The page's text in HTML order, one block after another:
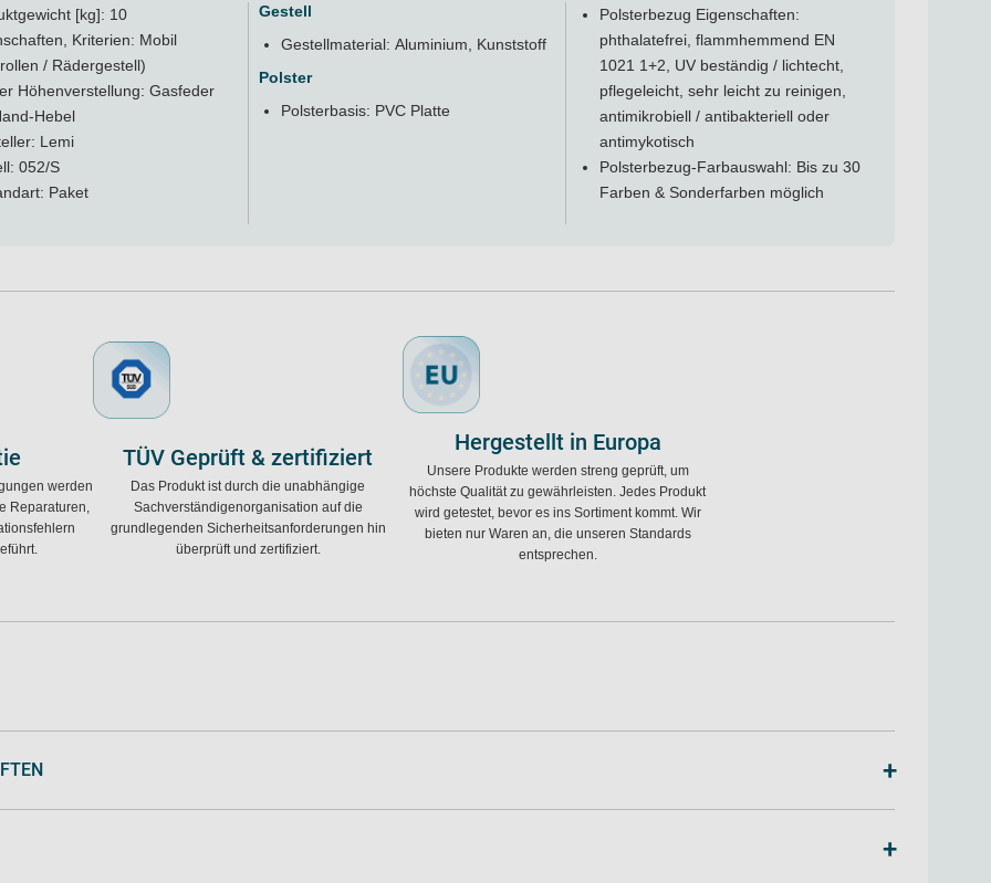
[kg]: 10
Kriterien: Mobil
/ Rädergestell)
Höhenverstellung: Gasfeder
Hebel
Lemi
052/S
Paket
Gestell
Gestellmaterial: Aluminium, Kunststoff
Polster
Polsterbasis: PVC Platte
Polsterbezug Eigenschaften:
phthalatefrei, flammhemmend EN
1021 1+2, UV beständig / lichtecht,
pflegeleicht, sehr leicht zu reinigen,
antimikrobiell / antibakteriell oder
antimykotisch
Polsterbezug-Farbauswahl: Bis zu 30
Farben & Sonderfarben möglich
werden
Reparaturen,
TÜV Geprüft & zertifiziert
Das Produkt ist durch die unabhängige
Sachverständigenorganisation auf die
grundlegenden Sicherheitsanforderungen hin
überprüft und zertifiziert.
Hergestellt in Europa
Unsere Produkte werden streng geprüft, um
höchste Qualität zu gewährleisten. Jedes Produkt
wird getestet, bevor es ins Sortiment kommt. Wir
bieten nur Waren an, die unseren Standards
entsprechen.
+
+